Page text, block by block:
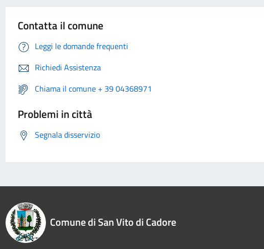
Contatta il comune
Leggi le domande frequenti
Richiedi Assistenza
Chiama il comune + 39 04368971
Problemi in città
Segnala disservizio
Comune di San Vito di Cadore